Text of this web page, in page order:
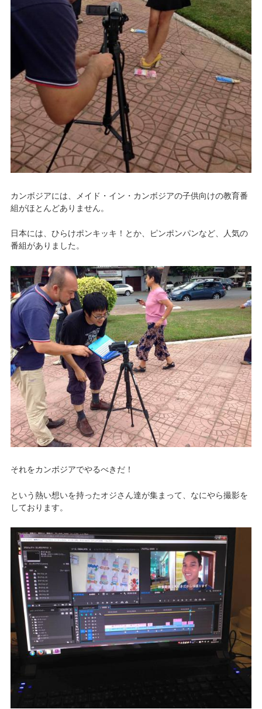
カンボジアには、メイド・イン・カンボジアの子供向けの教育番
組がほとんどありません。
日本には、ひらけポンキッキ！とか、ピンポンパンなど、人気の
番組がありました。
それをカンボジアでやるべきだ！
という熱い想いを持ったオジさん達が集まって、なにやら撮影を
しております。